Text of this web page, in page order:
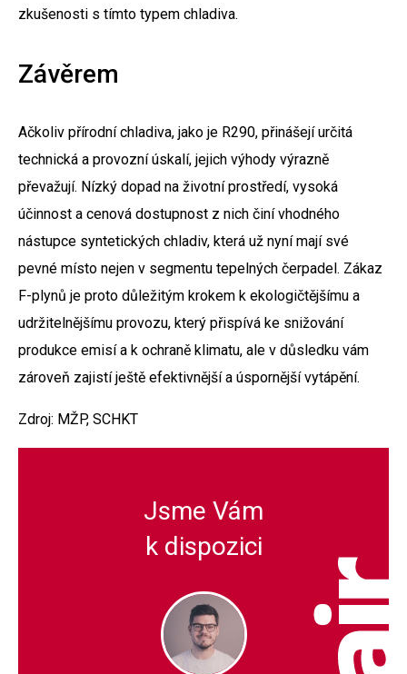
zkušenosti s tímto typem chladiva.
Závěrem
Ačkoliv přírodní chladiva, jako je R290, přinášejí určitá
technická a provozní úskalí, jejich výhody výrazně
převažují. Nízký dopad na životní prostředí, vysoká
účinnost a cenová dostupnost z nich činí vhodného
nástupce syntetických chladiv, která už nyní mají své
pevné místo nejen v segmentu tepelných čerpadel. Zákaz
F-plynů je proto důležitým krokem k ekologičtějšímu a
udržitelnějšímu provozu, který přispívá ke snižování
produkce emisí a k ochraně klimatu, ale v důsledku vám
zároveň zajistí ještě efektivnější a úspornější vytápění.
Zdroj: MŽP, SCHKT
Jsme Vám
k dispozici